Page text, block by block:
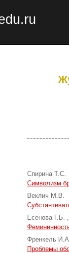
Спирина Т.С.
Символизм
Веклич М.В.
Есенова Г.Б.
Френкель
Проблемы